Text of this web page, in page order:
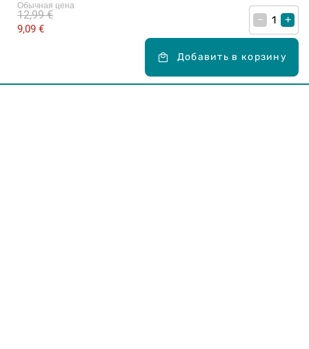
Обычная цена
9,09 €
12,99 € – +
Добавить в корзину